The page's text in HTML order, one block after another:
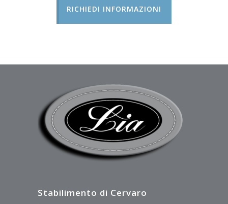
RICHIEDI INFORMAZIONI
Stabilimento di Cervaro